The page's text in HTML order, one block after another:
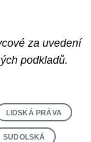
za uvedení
podkladů.
LIDSKÁ PRÁVA
SUDOLSKÁ